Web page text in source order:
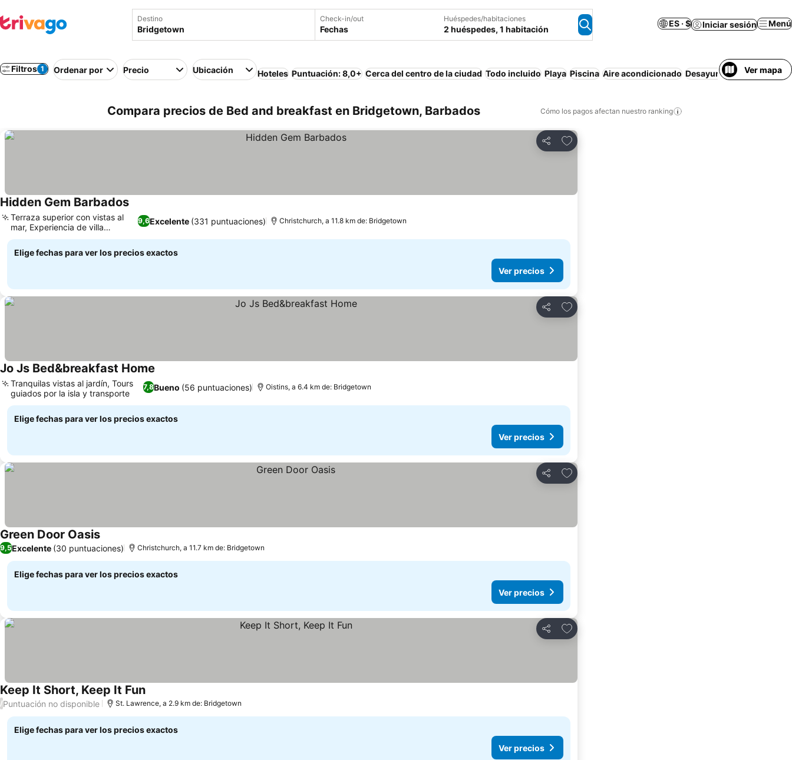
Destino Check-in/out
Fechas
Huéspedes/habitaciones
2 huéspedes, 1 habitación
ES · $ Iniciar sesión Menú
Filtros 1 Ordenar por Precio Ubicación Hoteles Puntuación: 8,0+ Cerca del centro de la ciudad Todo incluido Playa Piscina Aire acondicionado Desayuno incluido Wifi
Ver mapa
Compara precios de Bed and breakfast en Bridgetown, Barbados Cómo los pagos afectan nuestro ranking
Compartir
Agregar a favoritos
Hidden Gem Barbados
9,6Excelente (331 puntuaciones)
Terraza superior con vistas al
mar, Experiencia de villa
boutique
Christchurch, a 11.8 km de: Bridgetown
Elige fechas para ver los precios exactos
Ver precios
Compartir
Agregar a favoritos
Jo Js Bed&breakfast Home
7,8Bueno (56 puntuaciones)
Tranquilas vistas al jardín, Tours
guiados por la isla y transporte
Oistins, a 6.4 km de: Bridgetown
Elige fechas para ver los precios exactos
Ver precios
Compartir
Agregar a favoritos
Green Door Oasis
9,5Excelente (30 puntuaciones) Christchurch, a 11.7 km de: Bridgetown
Elige fechas para ver los precios exactos
Ver precios
Compartir
Agregar a favoritos
Keep It Short, Keep It Fun
/Puntuación no disponible St. Lawrence, a 2.9 km de: Bridgetown
Elige fechas para ver los precios exactos
Ver precios